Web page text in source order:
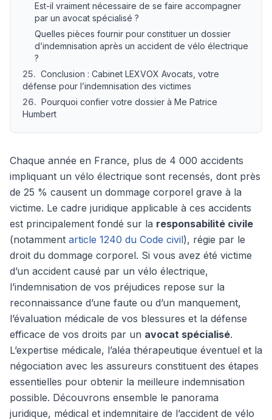
Est-il vraiment nécessaire de se faire accompagner
par un avocat spécialisé ?
Quelles pièces fournir pour constituer un dossier
d’indemnisation après un accident de vélo électrique
?
25. Conclusion : Cabinet LEXVOX Avocats, votre
défense pour l’indemnisation des victimes
26. Pourquoi confier votre dossier à Me Patrice
Humbert
Chaque année en France, plus de 4 000 accidents
impliquant un vélo électrique sont recensés, dont près
de 25 % causent un dommage corporel grave à la
victime. Le cadre juridique applicable à ces accidents
est principalement fondé sur la responsabilité civile
(notamment article 1240 du Code civil), régie par le
droit du dommage corporel. Si vous avez été victime
d’un accident causé par un vélo électrique,
l’indemnisation de vos préjudices repose sur la
reconnaissance d’une faute ou d’un manquement,
l’évaluation médicale de vos blessures et la défense
efficace de vos droits par un avocat spécialisé.
L’expertise médicale, l’aléa thérapeutique éventuel et la
négociation avec les assureurs constituent des étapes
essentielles pour obtenir la meilleure indemnisation
possible. Découvrons ensemble le panorama
juridique, médical et indemnitaire de l’accident de vélo